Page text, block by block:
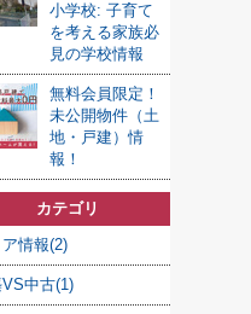
小学校: 子育て
を考える家族必
見の学校情報
無料会員限定！
未公開物件（土
地・戸建）情
報！
カテゴリ
情報(2)
中古(1)